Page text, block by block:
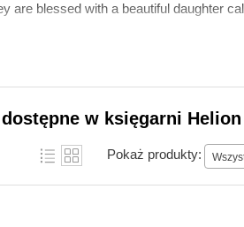
are blessed with a beautiful daughter
w księgarni Helion
Pokaż produkty: